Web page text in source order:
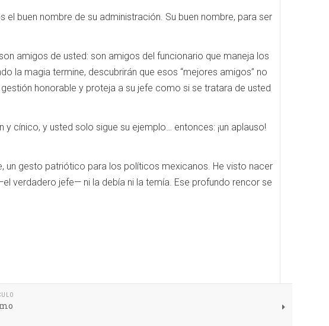
buen nombre de su administración. Su buen nombre, para ser
amigos de usted: son amigos del funcionario que maneja los
la magia termine, descubrirán que esos “mejores amigos” no
honorable y proteja a su jefe como si se tratara de usted
cínico, y usted solo sigue su ejemplo… entonces: ¡un aplauso!
un gesto patriótico para los políticos mexicanos. He visto nacer
verdadero jefe— ni la debía ni la temía. Ese profundo rencor se